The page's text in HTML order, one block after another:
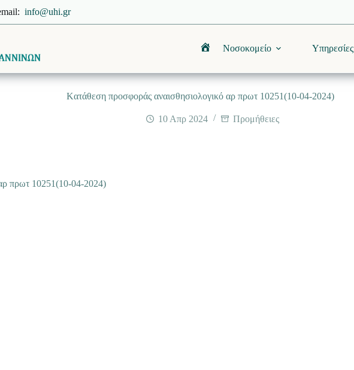
info@uhi.gr
ΑρχικήΝοσοκομείο Υπηρεσίες
Kατάθεση προσφοράς αναισθησιολογικό αρ πρωτ 10251(10-04-2024)
10 Απρ 2024 Προμήθειες
πρωτ 10251(10-04-2024)